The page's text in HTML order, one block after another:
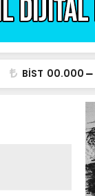
BİST 00.000